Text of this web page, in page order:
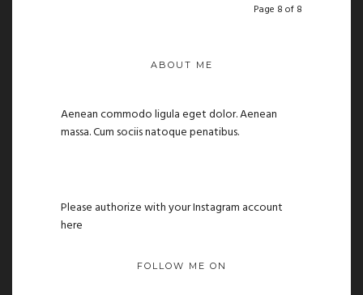
Page 8 of 8
ABOUT ME
Aenean commodo ligula eget dolor. Aenean
massa. Cum sociis natoque penatibus.
Please authorize with your Instagram account
here
FOLLOW ME ON